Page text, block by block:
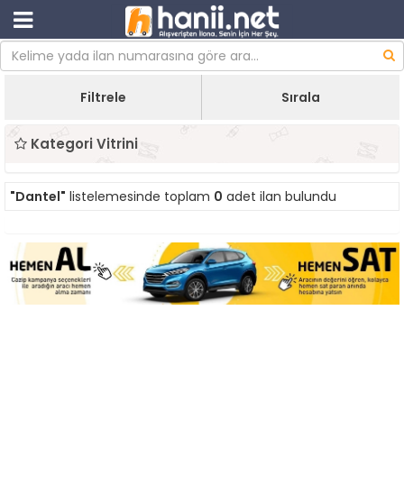
Filtrele Sırala
Kategori Vitrini
"Dantel" listelemesinde toplam 0 adet ilan bulundu